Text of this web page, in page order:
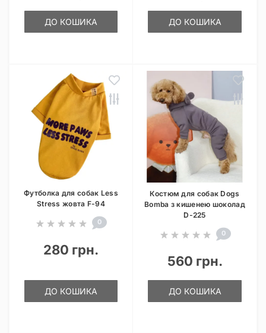
ДО КОШИКА ДО КОШИКА
Футболка для собак Less
Stress жовта F-94
0
280 грн.
ДО КОШИКА
Костюм для собак Dogs
Bomba з кишенею шоколад
D-225
0
560 грн.
ДО КОШИКА